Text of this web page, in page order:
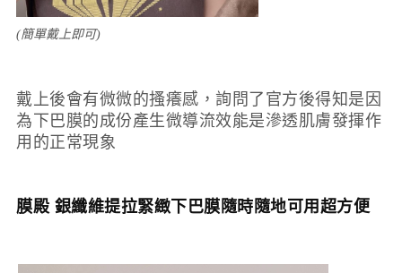
(簡單戴上即可)
戴上後會有微微的搔癢感，詢問了官方後得知是因
為下巴膜的成份產生微導流效能是滲透肌膚發揮作
用的正常現象
膜殿 銀纖維提拉緊緻下巴膜隨時隨地可用超方便